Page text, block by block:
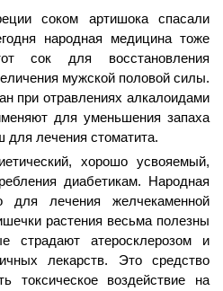
соком артишока спасали
народная медицина тоже
сок для восстановления
мужской половой силы.
при отравлениях алкалоидами
для уменьшения запаха
для лечения стоматита.
хорошо усвояемый,
диабетикам. Народная
для лечения желчекаменной
растения весьма полезны
страдают атеросклерозом и
лекарств. Это средство
токсическое воздействие на